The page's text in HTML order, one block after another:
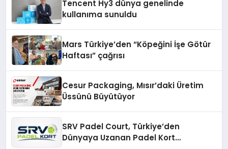
Tencent Hy3 dünya genelinde
kullanıma sunuldu
Mars Türkiye’den “Köpeğini İşe Götür
Haftası” çağrısı
Cesur Packaging, Mısır’daki Üretim
Üssünü Büyütüyor
SRV Padel Court, Türkiye’den
Dünyaya Uzanan Padel Kort